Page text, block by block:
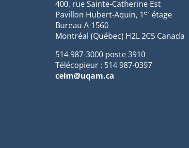
400, rue Sainte-Catherine Est
Pavillon Hubert-Aquin, 1er étage
Bureau A-1560
Montréal (Québec) H2L 2C5 Canada
514 987-3000 poste 3910
Télécopieur : 514 987-0397
ceim@uqam.ca